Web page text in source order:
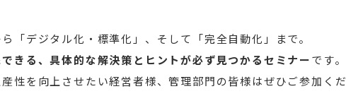
ら「デジタル化・標準化」、そして「完全自動化」まで。
きる、具体的な解決策とヒントが必ず見つかるセミナー です。
性を向上させたい経営者様、管理部門の皆様はぜひご参加くだ